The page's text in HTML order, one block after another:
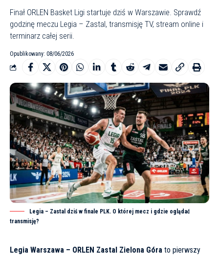
Finał ORLEN Basket Ligi startuje dziś w Warszawie. Sprawdź
godzinę meczu Legia – Zastal, transmisję TV, stream online i
terminarz całej serii.
Opublikowany: 08/06/2026
Legia – Zastal dziś w finale PLK. O której mecz i gdzie oglądać
transmisję?
Legia Warszawa – ORLEN Zastal Zielona Góra to pierwszy